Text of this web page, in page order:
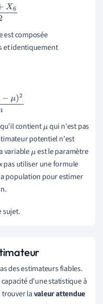
X62
est composée
et identiquement
μ)2n
contientμ qui n'est pas
potentiel n'est
variableμ est le paramètre
pas utiliser une formule
population pour estimer
sujet.
des estimateurs fiables.
d'une statistique à
lavaleur attendue